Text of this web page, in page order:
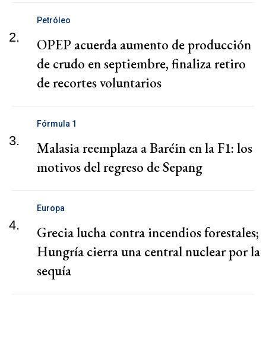
2.
Petróleo
OPEP acuerda aumento de producción
de crudo en septiembre, finaliza retiro
de recortes voluntarios
3.
Fórmula 1
Malasia reemplaza a Baréin en la F1: los
motivos del regreso de Sepang
4.
Europa
Grecia lucha contra incendios forestales;
Hungría cierra una central nuclear por la
sequía